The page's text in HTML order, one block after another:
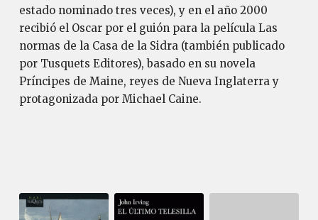
estado nominado tres veces), y en el año 2000
recibió el Oscar por el guión para la película Las
normas de la Casa de la Sidra (también publicado
por Tusquets Editores), basado en su novela
Príncipes de Maine, reyes de Nueva Inglaterra y
protagonizada por Michael Caine.